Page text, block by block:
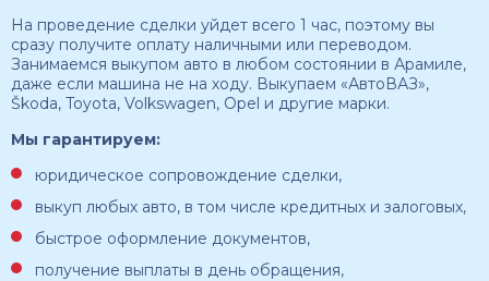
На проведение сделки уйдет всего 1 час, поэтому вы
сразу получите оплату наличными или переводом.
Занимаемся выкупом авто в любом состоянии в Арамиле,
даже если машина не на ходу. Выкупаем «АвтоВАЗ»,
Škoda, Toyota, Volkswagen, Opel и другие марки.
Мы гарантируем:
юридическое сопровождение сделки,
выкуп любых авто, в том числе кредитных и залоговых,
быстрое оформление документов,
получение выплаты в день обращения,